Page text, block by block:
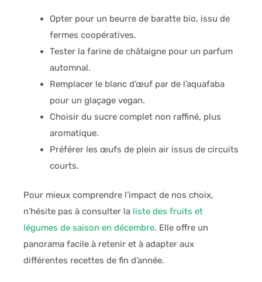
Opter pour un beurre de baratte bio, issu de
fermes coopératives.
Tester la farine de châtaigne pour un parfum
automnal.
Remplacer le blanc d’œuf par de l’aquafaba
pour un glaçage vegan.
Choisir du sucre complet non raffiné, plus
aromatique.
Préférer les œufs de plein air issus de circuits
courts.
Pour mieux comprendre l’impact de nos choix,
n’hésite pas à consulter la liste des fruits et
légumes de saison en décembre. Elle offre un
panorama facile à retenir et à adapter aux
différentes recettes de fin d’année.